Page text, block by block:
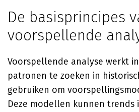
De basisprincipes
voorspellende
Voorspellende analyse werkt
patronen te zoeken in
gebruiken om
Deze modellen kunnen trends